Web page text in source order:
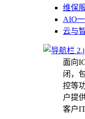
维保
AIO
云与
面向
闭，
控等
户提
客户